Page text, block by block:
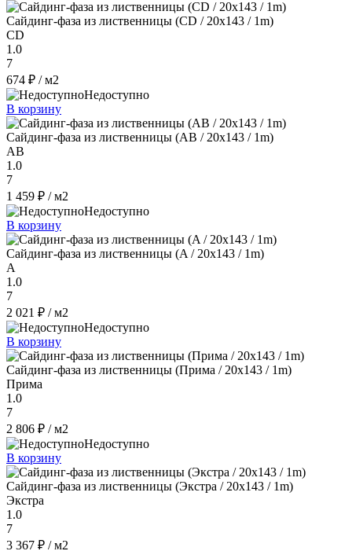
Сайдинг-фаза из лиственницы (CD / 20x143 / 1m)
CD
1.0
7
674 ₽ / м2
Недоступно
В корзину
Сайдинг-фаза из лиственницы (AB / 20x143 / 1m)
AB
1.0
7
1 459 ₽ / м2
Недоступно
В корзину
Сайдинг-фаза из лиственницы (A / 20x143 / 1m)
A
1.0
7
2 021 ₽ / м2
Недоступно
В корзину
Сайдинг-фаза из лиственницы (Прима / 20x143 / 1m)
Прима
1.0
7
2 806 ₽ / м2
Недоступно
В корзину
Сайдинг-фаза из лиственницы (Экстра / 20x143 / 1m)
Экстра
1.0
7
3 367 ₽ / м2